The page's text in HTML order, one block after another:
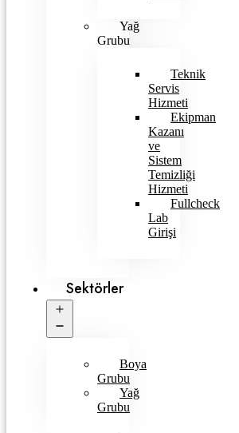
Yağ
Grubu
Teknik
Servis
Hizmeti
Ekipman
Kazanı
ve
Sistem
Temizliği
Hizmeti
Fullcheck
Lab
Girişi
Sektörler
menu
Boya
Grubu
Yağ
Grubu